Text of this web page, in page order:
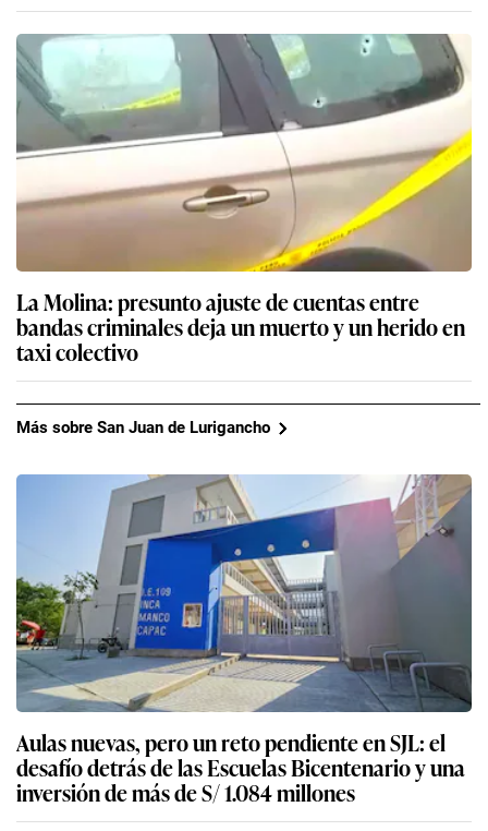
La Molina: presunto ajuste de cuentas entre
bandas criminales deja un muerto y un herido en
taxi colectivo
Más sobre San Juan de Lurigancho
Aulas nuevas, pero un reto pendiente en SJL: el
desafío detrás de las Escuelas Bicentenario y una
inversión de más de S/ 1.084 millones